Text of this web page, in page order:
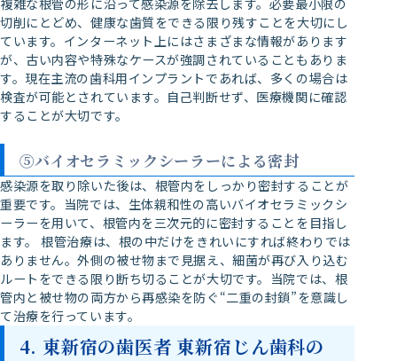
複雑な根管の形に沿って感染源を除去します。必要最小限の
切削にとどめ、健康な歯質をできる限り残すことを大切にし
ています。インターネット上にはさまざまな情報があります
が、古い内容や特殊なケースが強調されていることもありま
す。現在主流の歯科用インプラントであれば、多くの場合は
検査が可能とされています。自己判断せず、医療機関に確認
することが大切です。
⑤バイオセラミックシーラーによる密封
感染源を取り除いた後は、根管内をしっかり密封することが
重要です。当院では、生体親和性の高いバイオセラミックシ
ーラーを用いて、根管内を三次元的に密封することを目指し
ます。 根管治療は、根の中だけをきれいにすれば終わりでは
ありません。外側の被せ物まで見据え、細菌が再び入り込む
ルートをできる限り断ち切ることが大切です。当院では、根
管内と被せ物の両方から再感染を防ぐ“二重の封鎖”を意識し
て治療を行っています。
4. 東新宿の歯医者 東新宿じん歯科の